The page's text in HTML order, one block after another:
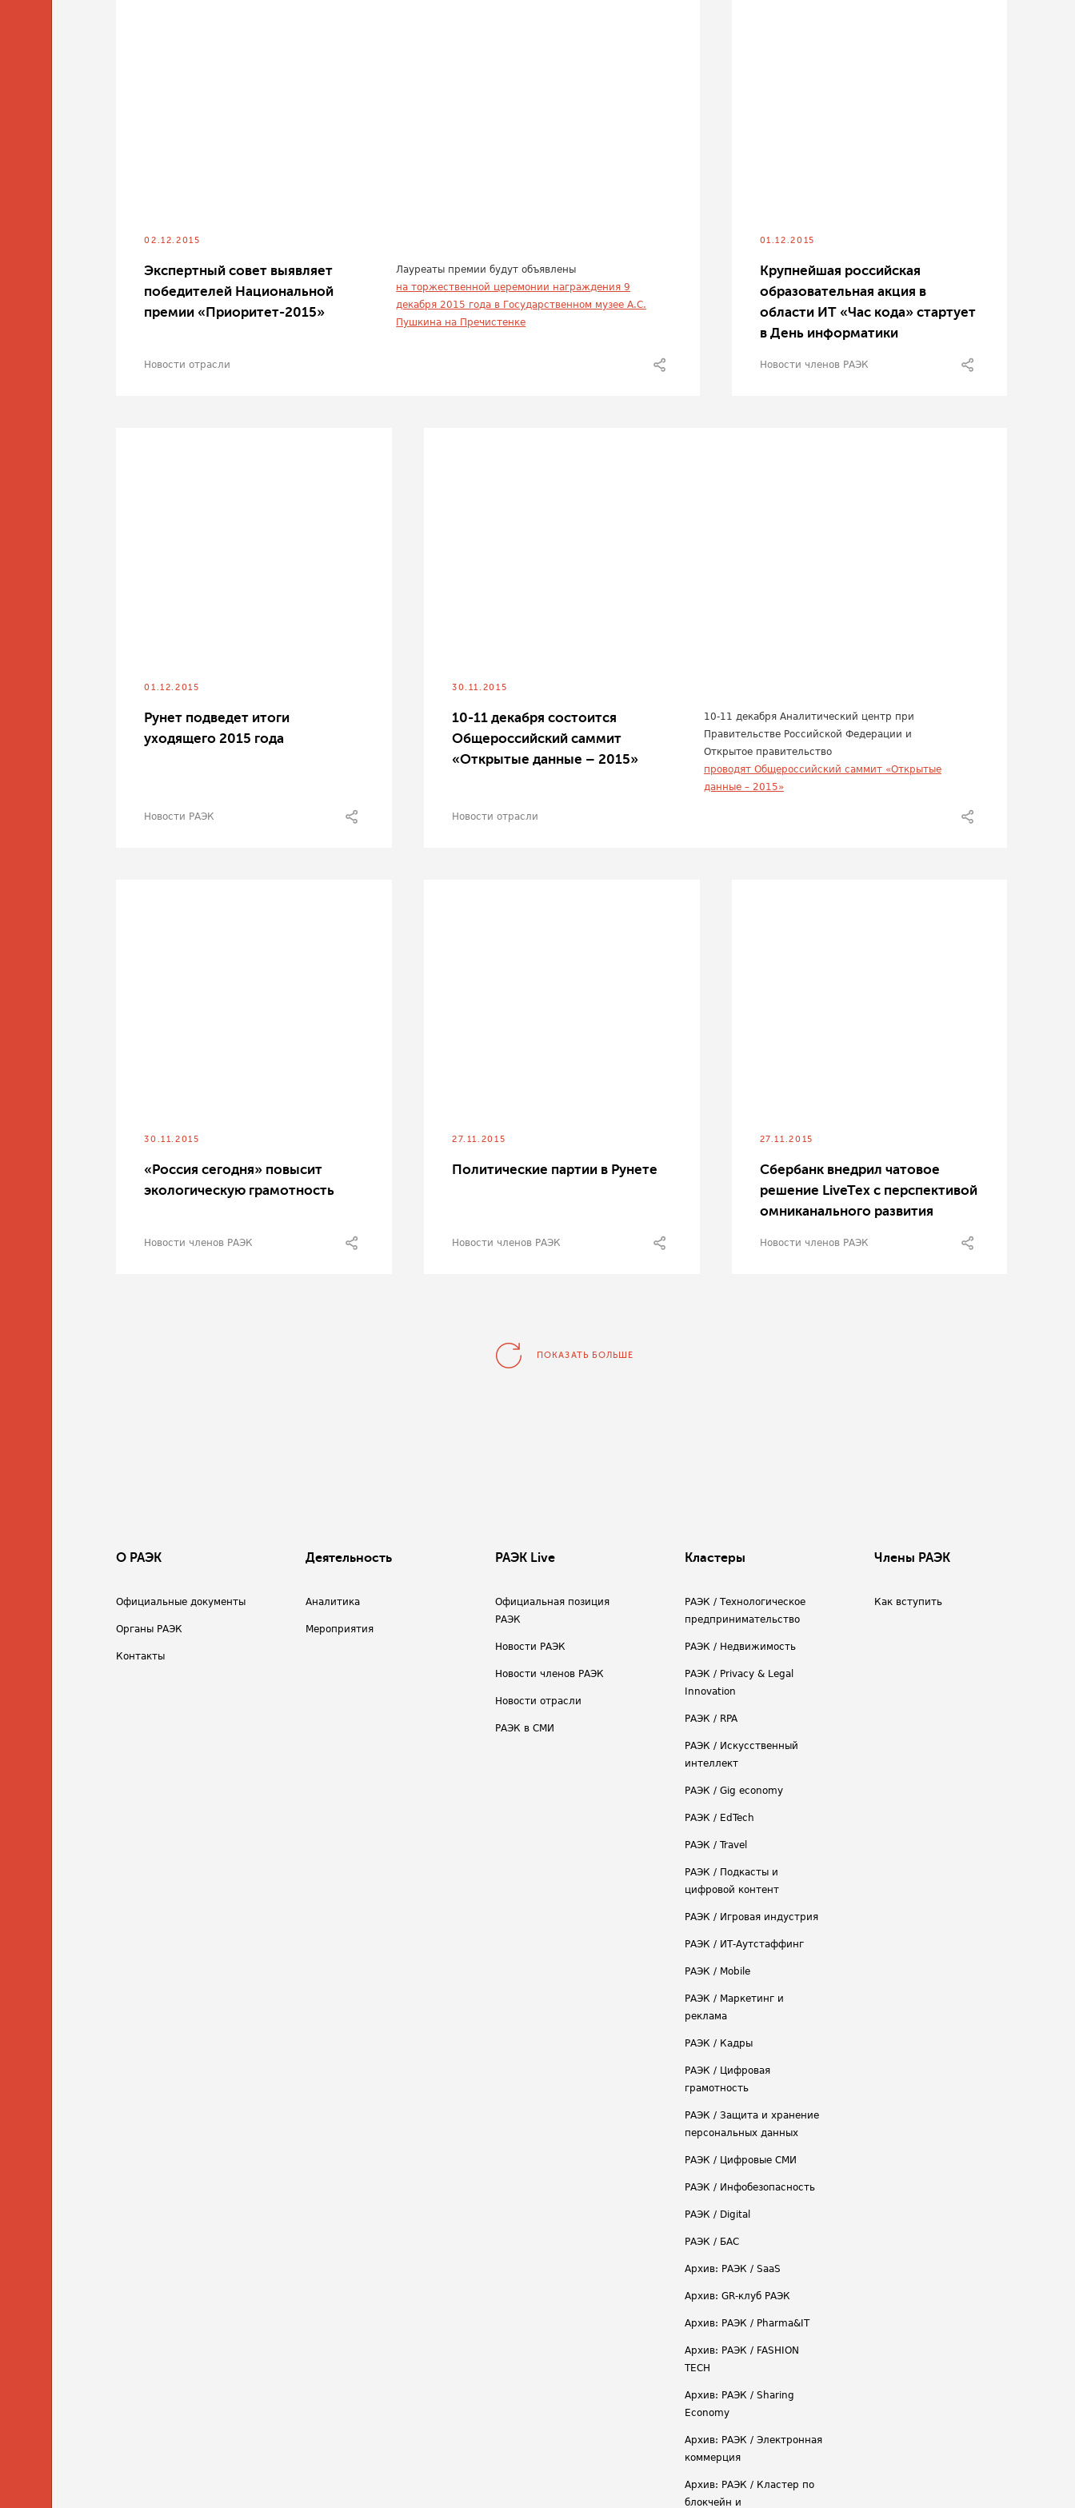
02.12.2015
Экспертный совет выявляет
победителей Национальной
премии «Приоритет-2015»
Лауреаты премии будут объявлены
на торжественной церемонии награждения 9
декабря 2015 года в Государственном музее А.С.
Пушкина на Пречистенке
Новости отрасли
01.12.2015
Крупнейшая российская
образовательная акция в
области ИТ «Час кода» стартует
в День информатики
Новости членов РАЭК
01.12.2015
Рунет подведет итоги
уходящего 2015 года
Новости РАЭК
30.11.2015
10-11 декабря состоится
Общероссийский саммит
«Открытые данные – 2015»
10-11 декабря Аналитический центр при
Правительстве Российской Федерации и
Открытое правительство
проводят Общероссийский саммит «Открытые
данные – 2015»
Новости отрасли
30.11.2015
«Россия сегодня» повысит
экологическую грамотность
Новости членов РАЭК
27.11.2015
Политические партии в Рунете
Новости членов РАЭК
27.11.2015
Сбербанк внедрил чатовое
решение LiveTex с перспективой
омниканального развития
Новости членов РАЭК
ПОКАЗАТЬ БОЛЬШЕ
О РАЭК
Официальные документы
Органы РАЭК
Контакты
Деятельность
Аналитика
Мероприятия
РАЭК Live
Официальная позиция
РАЭК
Новости РАЭК
Новости членов РАЭК
Новости отрасли
РАЭК в СМИ
Кластеры
РАЭК / Технологическое
предпринимательство
РАЭК / Недвижимость
РАЭК / Privacy & Legal
Innovation
РАЭК / RPA
РАЭК / Искусственный
интеллект
РАЭК / Gig economy
РАЭК / EdTech
РАЭК / Travel
РАЭК / Подкасты и
цифровой контент
РАЭК / Игровая индустрия
РАЭК / ИТ-Аутстаффинг
РАЭК / Mobile
РАЭК / Маркетинг и
реклама
РАЭК / Кадры
РАЭК / Цифровая
грамотность
РАЭК / Защита и хранение
персональных данных
РАЭК / Цифровые СМИ
РАЭК / Инфобезопасность
РАЭК / Digital
РАЭК / БАС
Архив: РАЭК / SaaS
Архив: GR-клуб РАЭК
Архив: РАЭК / Pharma&IT
Архив: РАЭК / FASHION
TECH
Архив: РАЭК / Sharing
Economy
Архив: РАЭК / Электронная
коммерция
Архив: РАЭК / Кластер по
блокчейн и
Члены РАЭК
Как вступить